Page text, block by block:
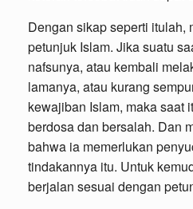
Dengan sikap seperti itulah,
petunjuk Islam. Jika suatu
nafsunya, atau kembali
lamanya, atau kurang
kewajiban Islam, maka saat
berdosa dan bersalah. Dan
bahwa ia memerlukan
tindakannya itu. Untuk
berjalan sesuai dengan